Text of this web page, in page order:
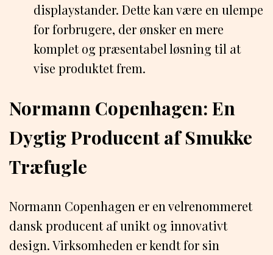
displaystander. Dette kan være en ulempe
for forbrugere, der ønsker en mere
komplet og præsentabel løsning til at
vise produktet frem.
Normann Copenhagen: En
Dygtig Producent af Smukke
Træfugle
Normann Copenhagen er en velrenommeret
dansk producent af unikt og innovativt
design. Virksomheden er kendt for sin